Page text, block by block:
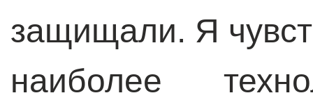
защищали. Я
наиболее